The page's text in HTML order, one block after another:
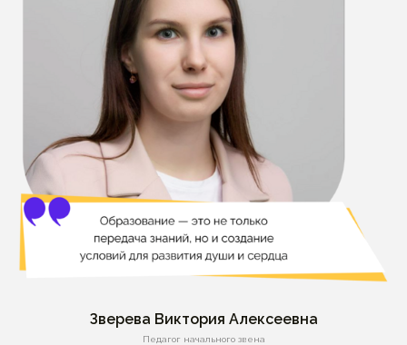
Зверева Виктория Алексеевна
Педагог начального звена